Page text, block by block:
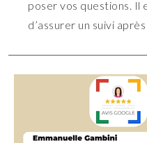
poser vos questions. Il
d’assurer un suivi